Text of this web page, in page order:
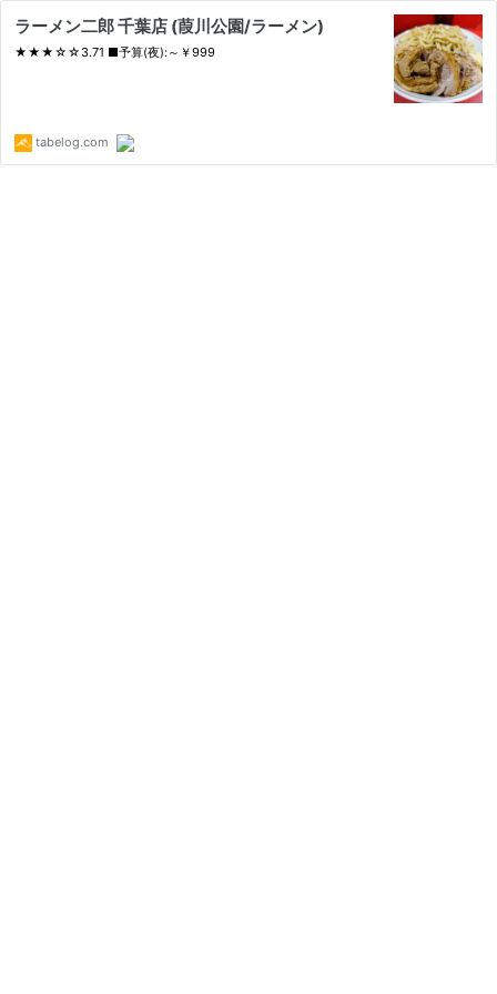
ラーメン二郎 千葉店 (葭川公園/ラーメン)
★★★☆☆3.71 ■予算(夜):～￥999
tabelog.com